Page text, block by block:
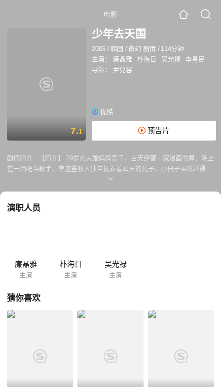
电影
7.1
少年去天国
2005 /韩国 / 奇幻 剧情 / 114分钟
主演：
廉晶雅 朴海日 吴光禄 李星民
金
导演：
尹兑容
优酷
预告片
剧情简介 :
【简介】 29岁的未婚妈妈富子，白天经营一家漫画书屋，晚上
在一酒吧当歌手，靠这些收入独自抚养着四岁的儿子。小日子虽然过得平
淡，但是富子从未失去对生活的热情和对美好爱情的憧憬。一天，她终于
2005年韩国有个天真烂漫的少年naimo，在这部名为《少年去天国》的成
年naimo。饰演naimo的是韩国新生代演员朴海日。无论是《杀人记忆》
中的嫌疑犯还是演绎《嫉妒是...
演职人员
廉晶雅
主演
朴海日
主演
吴光禄
主演
猜你喜欢